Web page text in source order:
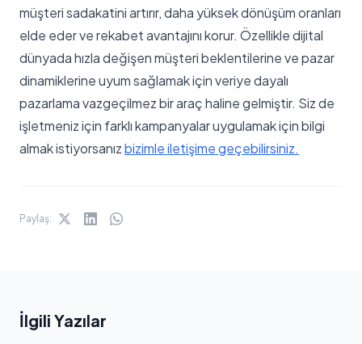
müşteri sadakatini artırır, daha yüksek dönüşüm oranları
elde eder ve rekabet avantajını korur. Özellikle dijital
dünyada hızla değişen müşteri beklentilerine ve pazar
dinamiklerine uyum sağlamak için veriye dayalı
pazarlama vazgeçilmez bir araç haline gelmiştir. Siz de
işletmeniz için farklı kampanyalar uygulamak için bilgi
almak istiyorsanızbizimle iletişime geçebilirsiniz.
Paylaş:
İlgili Yazılar